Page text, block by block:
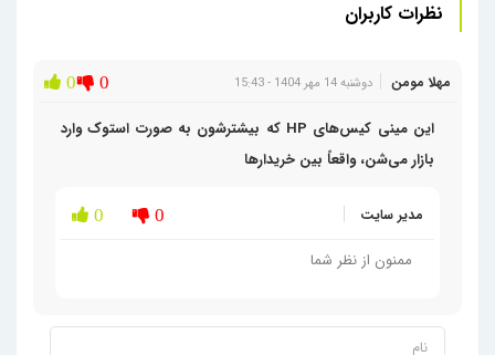
نظرات کاربران
مهلا مومن دوشنبه 14 مهر 1404 - 15:43 0 0
این مینی کیس‌های HP که بیشترشون به صورت استوک وارد
بازار می‌شن، واقعاً بین خریدارها
مدیر سایت 0 0
ممنون از نظر شما